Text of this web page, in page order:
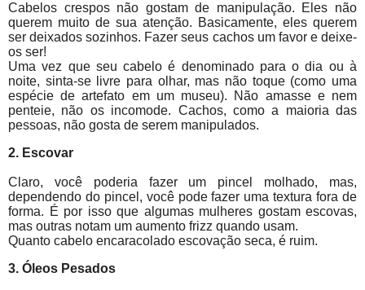
Cabelos crespos não gostam de manipulação. Eles não
querem muito de sua atenção. Basicamente, eles querem
ser deixados sozinhos. Fazer seus cachos um favor e deixe-
os ser!
Uma vez que seu cabelo é denominado para o dia ou à
noite, sinta-se livre para olhar, mas não toque (como uma
espécie de artefato em um museu). Não amasse e nem
penteie, não os incomode. Cachos, como a maioria das
pessoas, não gosta de serem manipulados.
2. Escovar
Claro, você poderia fazer um pincel molhado, mas,
dependendo do pincel, você pode fazer uma textura fora de
forma. É por isso que algumas mulheres gostam escovas,
mas outras notam um aumento frizz quando usam.
Quanto cabelo encaracolado escovação seca, é ruim.
3. Óleos Pesados